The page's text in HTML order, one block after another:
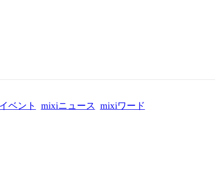
イベント mixiニュース mixiワード